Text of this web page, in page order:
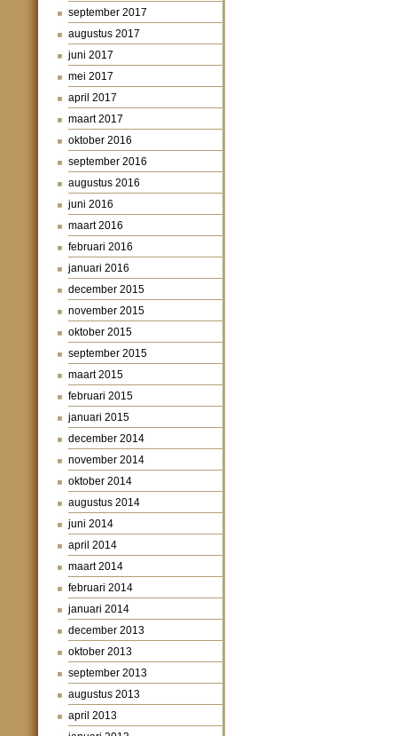
september 2017
augustus 2017
juni 2017
mei 2017
april 2017
maart 2017
oktober 2016
september 2016
augustus 2016
juni 2016
maart 2016
februari 2016
januari 2016
december 2015
november 2015
oktober 2015
september 2015
maart 2015
februari 2015
januari 2015
december 2014
november 2014
oktober 2014
augustus 2014
juni 2014
april 2014
maart 2014
februari 2014
januari 2014
december 2013
oktober 2013
september 2013
augustus 2013
april 2013